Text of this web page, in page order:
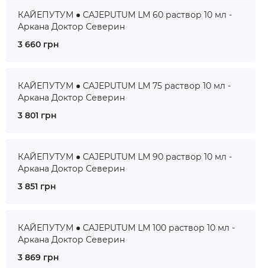
КАЙЕПУТУМ ● CAJEPUTUM LM 60 раствор 10 мл -
Аркана Доктор Северин
3 660 грн
КАЙЕПУТУМ ● CAJEPUTUM LM 75 раствор 10 мл -
Аркана Доктор Северин
3 801 грн
КАЙЕПУТУМ ● CAJEPUTUM LM 90 раствор 10 мл -
Аркана Доктор Северин
3 851 грн
КАЙЕПУТУМ ● CAJEPUTUM LM 100 раствор 10 мл -
Аркана Доктор Северин
3 869 грн